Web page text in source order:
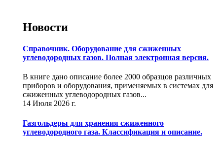
Новости
Справочник. Оборудование для сжиженных
углеводородных газов. Полная электронная версия.
В книге дано описание более 2000 образцов различных
приборов и оборудования, применяемых в системах для
сжиженных углеводородных газов...
14 Июля 2026 г.
Газгольдеры для хранения сжиженного
углеводородного газа. Классификация и описание.